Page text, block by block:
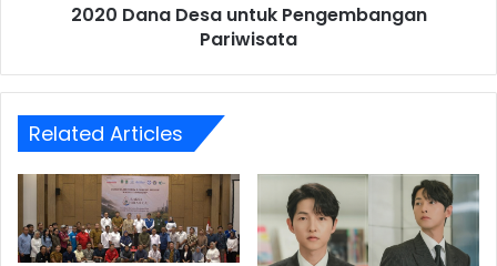
2020 Dana Desa untuk Pengembangan
Pariwisata
Related Articles